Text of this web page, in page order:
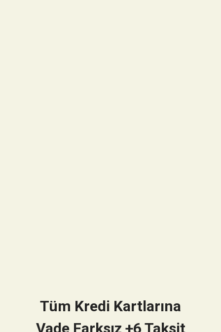
Tüm Kredi Kartlarına
Vade Farksız +6 Taksit